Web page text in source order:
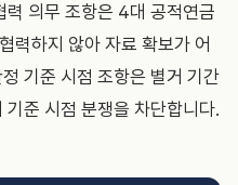
력 의무 조항은 4대 공적연금
력하지 않아 자료 확보가 어
기준 시점 조항은 별거 기간
준 시점 분쟁을 차단합니다.